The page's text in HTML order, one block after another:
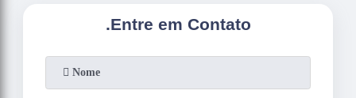
.Entre em Contato